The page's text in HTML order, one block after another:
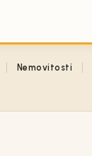
Nemovitosti